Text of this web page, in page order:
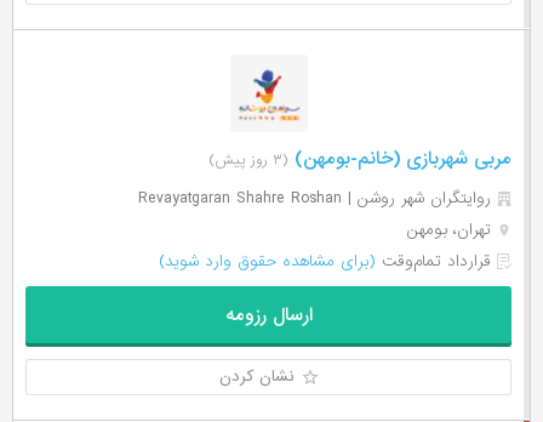
مربی شهربازی (خانم-بومهن) (۳ روز پیش)
روایتگران شهر روشن | Revayatgaran Shahre Roshan
تهران، بومهن
قرارداد تمام‌وقت (برای مشاهده حقوق وارد شوید)
ارسال رزومه
نشان کردن